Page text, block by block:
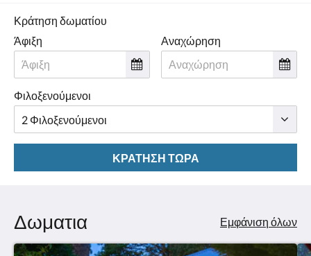
Κράτηση δωματίου
Άφιξη
Αναχώρηση
Φιλοξενούμενοι
ΚΡΆΤΗΣΗ ΤΏΡΑ
Δωματια Εμφάνιση όλων